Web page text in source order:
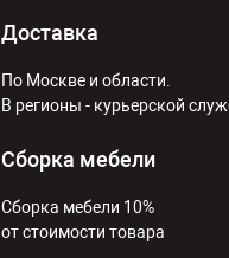
Доставка
По Москве и области.
В регионы - курьерской
Сборка мебели
Сборка мебели 10%
от стоимости товара